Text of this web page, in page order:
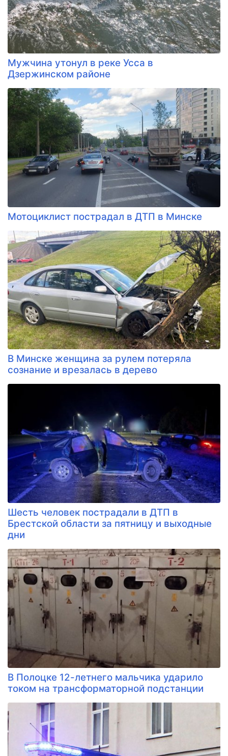
Мужчина утонул в реке Усса в
Дзержинском районе
Мотоциклист пострадал в ДТП в Минске
В Минске женщина за рулем потеряла
сознание и врезалась в дерево
Шесть человек пострадали в ДТП в
Брестской области за пятницу и выходные
дни
В Полоцке 12-летнего мальчика ударило
током на трансформаторной подстанции